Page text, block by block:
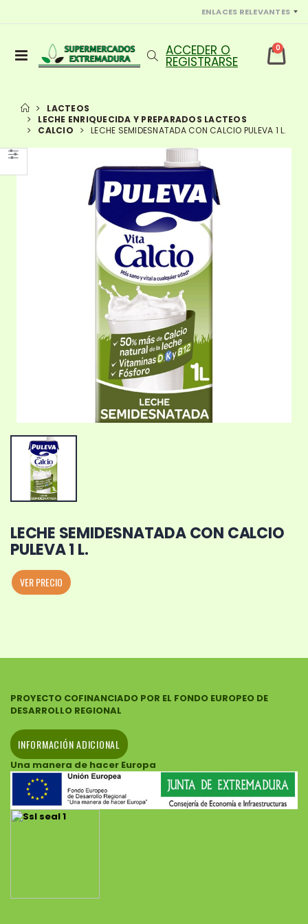
ENLACES RELEVANTES
0
LACTEOS
LECHE ENRIQUECIDA Y PREPARADOS LACTEOS
CALCIO
LECHE SEMIDESNATADA CON CALCIO PULEVA 1 L.
LECHE SEMIDESNATADA CON CALCIO
PULEVA 1 L.
VER PRECIO
PROYECTO COFINANCIADO POR EL FONDO EUROPEO DE
DESARROLLO REGIONAL
INFORMACIÓN ADICIONAL
Una manera de hacer Europa